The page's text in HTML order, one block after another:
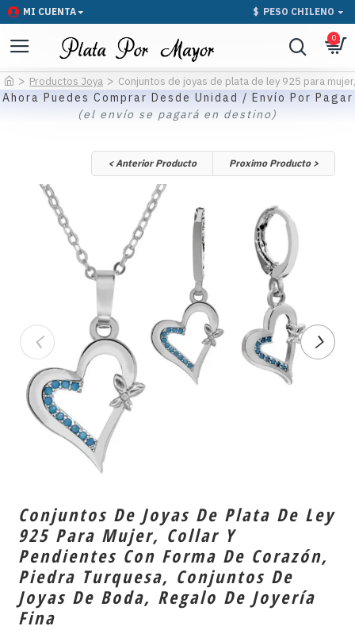
MI CUENTA $ PESO CHILENO
0
Productos Joya Conjuntos de joyas de plata de ley 925 para
Ahora Puedes Comprar Desde Unidad / Envío Por Pagar
(el envío se pagará en destino)
< Anterior Producto Proximo Producto >
Conjuntos De Joyas De Plata De Ley
925 Para Mujer, Collar Y
Pendientes Con Forma De Corazón,
Piedra Turquesa, Conjuntos De
Joyas De Boda, Regalo De Joyería
Fina